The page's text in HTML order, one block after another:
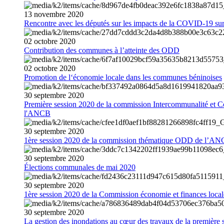
13 novembre 2020
Rencontre avec les députés sur les impacts de la COVID-19
02 octobre 2020
Contribution des communes à l’atteinte des ODD
02 octobre 2020
Promotion de l‘économie locale dans les communes béninoises
30 septembre 2020
Première session 2020 de la commission Intercommunalité et
l'ANCB
30 septembre 2020
1ère session 2020 de la commission thématique ODD de
30 septembre 2020
Élections communales de mai 2020
30 septembre 2020
1ère session 2020 de la Commission économie et finances
30 septembre 2020
La gestion des inondations au cœur des travaux de la première